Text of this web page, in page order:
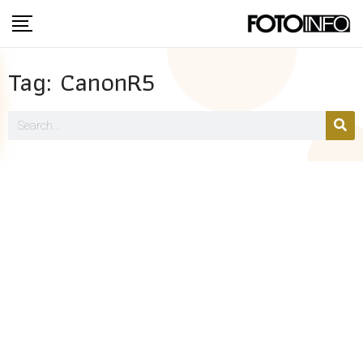
Tag: CanonR5